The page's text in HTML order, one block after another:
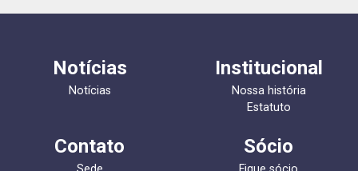
Notícias
Notícias
Institucional
Nossa história
Estatuto
Contato Sócio